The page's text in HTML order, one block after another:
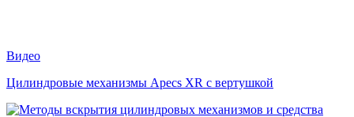
Видео
Цилиндровые механизмы Apecs XR с вертушкой